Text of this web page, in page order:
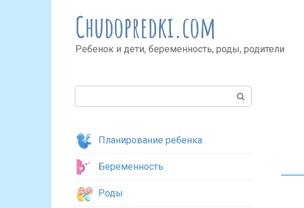
Chudopredki.com
Ребенок и дети, беременность, роды, родители
Планирование ребенка
Беременность
Роды